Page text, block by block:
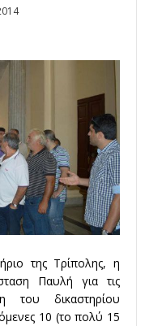
της Τρίπολης, η
Παυλή για τις
του δικαστηρίου
10 (το πολύ 15